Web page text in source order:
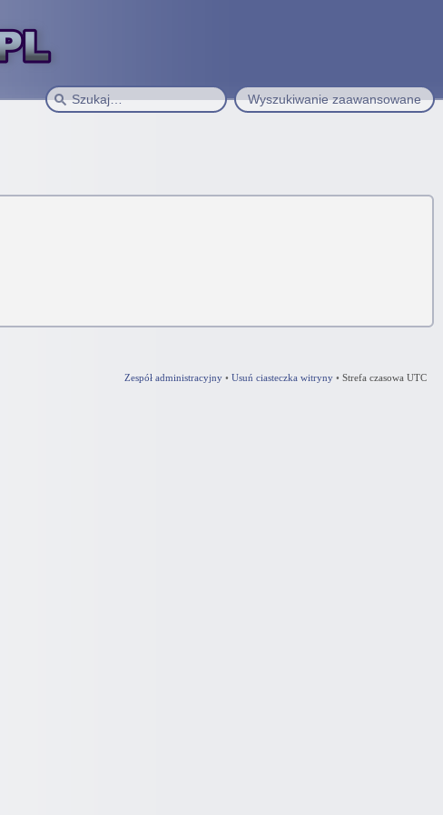
Wyszukiwanie zaawansowane
Zespół administracyjny • Usuń ciasteczka witryny • Strefa czasowa UTC